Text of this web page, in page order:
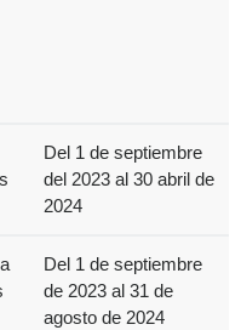
Del 1 de septiembre
del 2023 al 30 abril de
2024
Del 1 de septiembre
de 2023 al 31 de
agosto de 2024